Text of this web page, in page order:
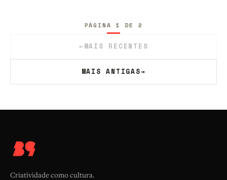
←MAIS RECENTES
PÁGINA 1 DE 2
MAIS ANTIGAS→
Criatividade como cultura.